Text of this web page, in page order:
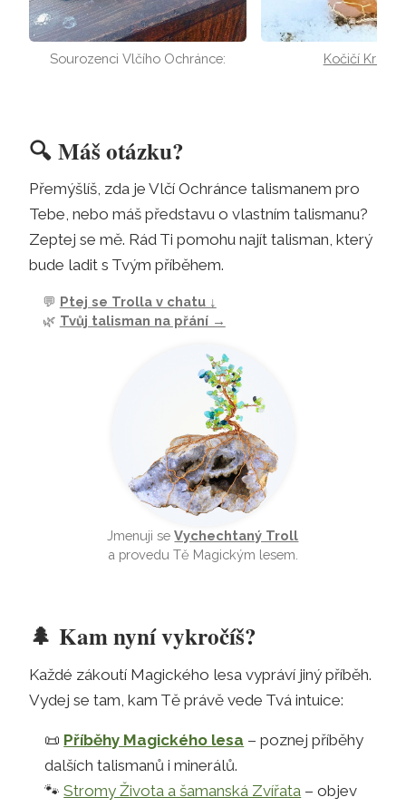
Sourozenci Vlčího Ochránce: Kočičí
🔍Máš otázku?
Přemýšlíš, zda je Vlčí Ochránce talismanem pro
Tebe, nebo máš představu o vlastním talismanu?
Zeptej se mě. Rád Ti pomohu najít talisman, který
bude ladit s Tvým příběhem.
💬 Ptej se Trolla v chatu ↓
🌿 Tvůj talisman na přání →
Jmenuji seVychechtaný Troll
a provedu Tě Magickým lesem.
🌲Kam nyní vykročíš?
Každé zákoutí Magického lesa vypráví jiný příběh.
Vydej se tam, kam Tě právě vede Tvá intuice:
📜 Příběhy Magického lesa – poznej příběhy
dalších talismanů i minerálů.
🐾Stromy Života a šamanská Zvířata – objev